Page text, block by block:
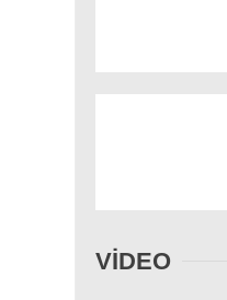
VİDEO